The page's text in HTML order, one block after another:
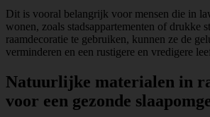
Dit is vooral belangrijk voor mensen die in
wonen, zoals stadsappartementen of drukke
raamdecoratie te gebruiken, kunnen ze de
verminderen en een rustigere en vredigere
Natuurlijke materialen in
voor een gezonde